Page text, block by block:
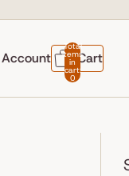
Account
Total
items
in
cart:
0
Cart